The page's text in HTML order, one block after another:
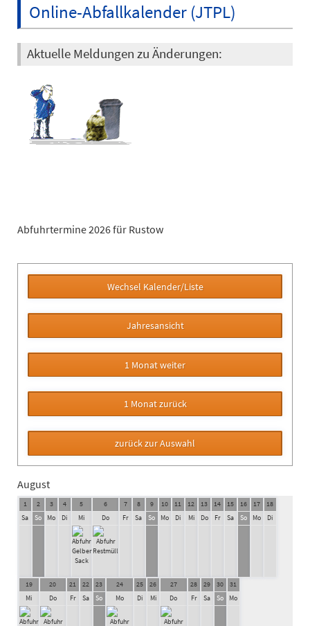
Online-Abfallkalender (JTPL)
Aktuelle Meldungen zu Änderungen:
Abfuhrtermine 2026 für Rustow
August
1
Sa
2
So
3
Mo
4
Di
5
Mi
6
Do
7
Fr
8
Sa
9
So
10
Mo
11
Di
12
Mi
13
Do
14
Fr
15
Sa
16
So
17
Mo
18
Di
19
Mi
20
Do
21
Fr
22
Sa
23
So
24
Mo
25
Di
26
Mi
27
Do
28
Fr
29
Sa
30
So
31
Mo